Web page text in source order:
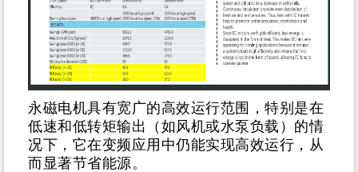
永磁电机具有宽广的高效运行范围，特别是在
低速和低转矩输出（如风机或水泵负载）的情
况下，它在变频应用中仍能实现高效运行，从
而显著节省能源。